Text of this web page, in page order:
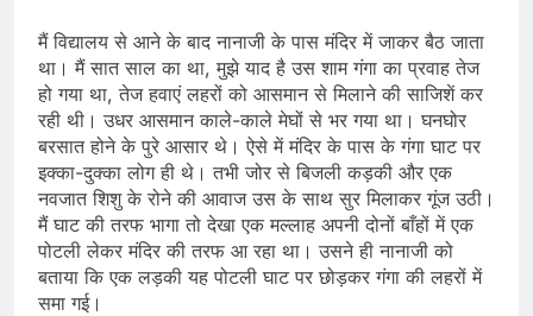
मैं विद्यालय से आने के बाद नानाजी के पास मंदिर में जाकर बैठ जाता
था। मैं सात साल का था, मुझे याद है उस शाम गंगा का प्रवाह तेज
हो गया था, तेज हवाएं लहरों को आसमान से मिलाने की साजिशें कर
रही थी। उधर आसमान काले-काले मेघों से भर गया था। घनघोर
बरसात होने के पुरे आसार थे। ऐसे में मंदिर के पास के गंगा घाट पर
इक्का-दुक्का लोग ही थे। तभी जोर से बिजली कड़की और एक
नवजात शिशु के रोने की आवाज उस के साथ सुर मिलाकर गूंज उठी।
मैं घाट की तरफ भागा तो देखा एक मल्लाह अपनी दोनों बाँहों में एक
पोटली लेकर मंदिर की तरफ आ रहा था। उसने ही नानाजी को
बताया कि एक लड़की यह पोटली घाट पर छोड़कर गंगा की लहरों में
समा गई।